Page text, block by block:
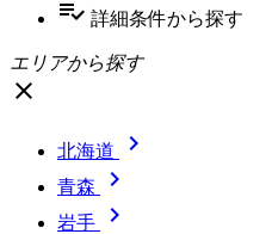
playlist_add_check 詳細条件から探す
エリアから探す
close
北海道 
青森 
岩手 